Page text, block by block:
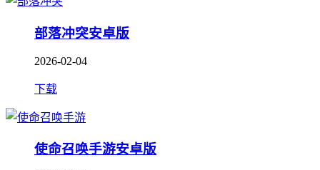
部落冲突安卓版
2026-02-04
下载
使命召唤手游安卓版